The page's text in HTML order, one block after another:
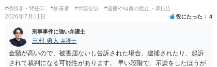
#横領罪・背任罪 #加害者 #示談交渉 #逮捕や勾留の阻止・準抗告
2026年7月11日 役にたった 4
刑事事件に強い弁護士
三村 勇人 弁護士
金額が高いので、被害届ないし告訴された場合、逮捕されたり、起訴
されて裁判になる可能性があります。 早い段階で、示談をしたほうが